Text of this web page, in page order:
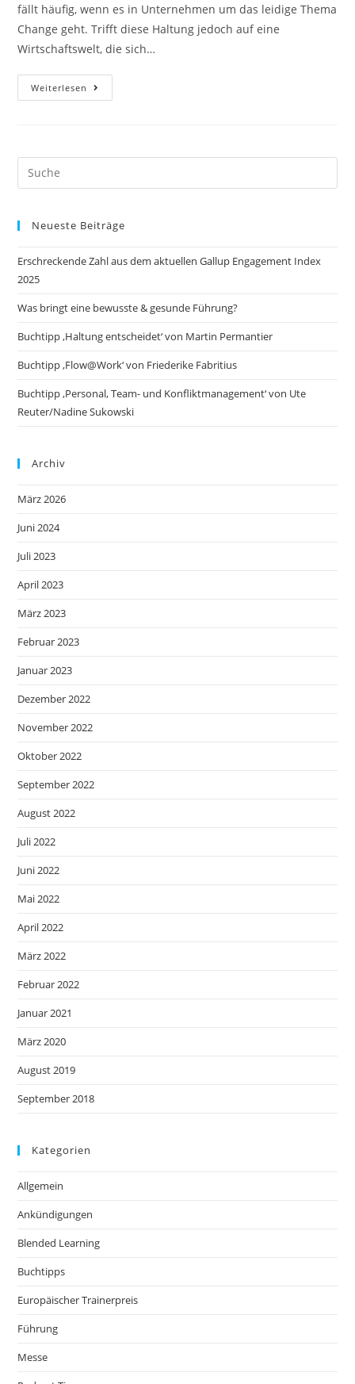
fällt häufig, wenn es in Unternehmen um das leidige Thema
Change geht. Trifft diese Haltung jedoch auf eine
Wirtschaftswelt, die sich…
Weiterlesen Podcast
Tipp
Search
this
Neueste Beiträge
Erschreckende Zahl aus dem aktuellen Gallup Engagement Index
2025
Was bringt eine bewusste & gesunde Führung?
Buchtipp ‚Haltung entscheidet‘ von Martin Permantier
Buchtipp ‚Flow@Work‘ von Friederike Fabritius
Buchtipp ‚Personal, Team- und Konfliktmanagement‘ von Ute
Reuter/Nadine Sukowski
Archiv
März 2026
Juni 2024
Juli 2023
April 2023
März 2023
Februar 2023
Januar 2023
Dezember 2022
November 2022
Oktober 2022
September 2022
August 2022
Juli 2022
Juni 2022
Mai 2022
April 2022
März 2022
Februar 2022
Januar 2021
März 2020
August 2019
September 2018
Kategorien
Allgemein
Ankündigungen
Blended Learning
Buchtipps
Europäischer Trainerpreis
Führung
Messe